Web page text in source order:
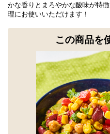
かな香りとまろやかな酸味が特
理にお使いいただけます！
この商品を